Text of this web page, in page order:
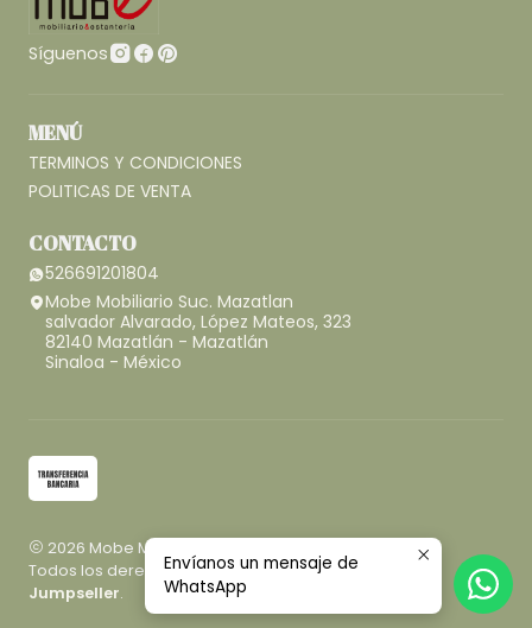
Síguenos
MENÚ
TERMINOS Y CONDICIONES
POLITICAS DE VENTA
CONTACTO
526691201804
Mobe Mobiliario Suc. Mazatlan
salvador Alvarado, López Mateos, 323
82140 Mazatlán - Mazatlán
Sinaloa - México
2026 Mobe Mobiliario.
Todos los derechos reservados.Desarrollado por
Jumpseller.
Envíanos un mensaje de
WhatsApp